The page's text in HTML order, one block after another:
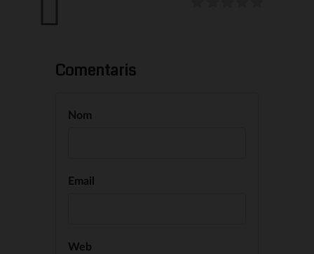
Comentaris
Nom
Email
Web